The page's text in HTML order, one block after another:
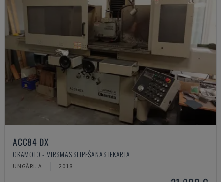
ACC84 DX
OKAMOTO - VIRSMAS SLĪPĒŠANAS IEKĀRTA
UNGĀRIJA 2018